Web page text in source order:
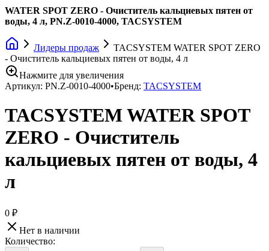
WATER SPOT ZERO - Очиститель кальциевых пятен от
воды, 4 л, PN.Z-0010-4000, TACSYSTEM
Лидеры продаж
TACSYSTEM WATER SPOT ZERO
- Очиститель кальциевых пятен от воды, 4 л
Нажмите для увеличения
Артикул: PN.Z-0010-4000•Бренд: TACSYSTEM
TACSYSTEM WATER SPOT
ZERO - Очиститель
кальциевых пятен от воды, 4
л
0 ₽
Нет в наличии
Количество: